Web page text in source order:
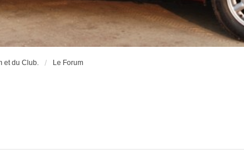
et du Club. Le Forum